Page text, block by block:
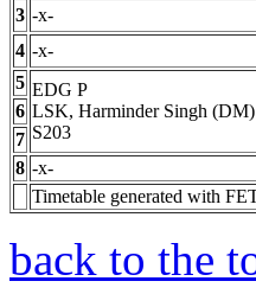
3 -x-
4 -x-
5 EDG P
LSK, Harminder Singh (DM)
S203
6
7
8 -x-
Timetable generated with
back to the